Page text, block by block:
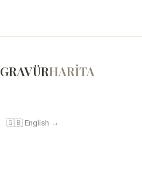
GRAVÜRHARİTA
🇬🇧 English →